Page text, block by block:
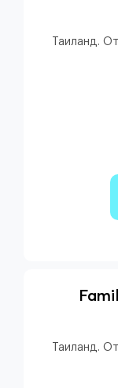
Таиланд.
Таиланд.